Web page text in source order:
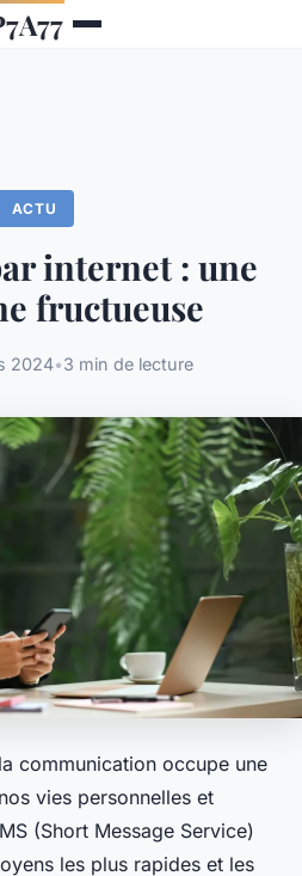
ACTU
internet : une
fructueuse
2024•3 min de lecture
communication occupe une
vies personnelles et
(Short Message Service)
les plus rapides et les